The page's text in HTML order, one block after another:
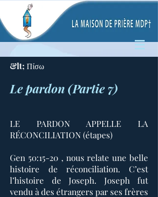
&lt; Πίσω
Le pardon (Partie 7)
LE PARDON APPELLE LA
RÉCONCILIATION (étapes)
Gen 50:15-20 , nous relate une belle
histoire de réconciliation. C’est
l’histoire de Joseph. Joseph fut
vendu à des étrangers par ses frères